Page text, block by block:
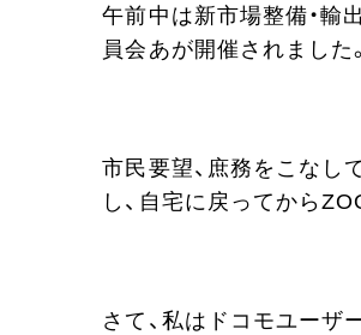
午前中は新市場整備・輸
員会あが開催されました。
市民要望、庶務をこなし
し、自宅に戻ってから
さて、私はドコモユーザ